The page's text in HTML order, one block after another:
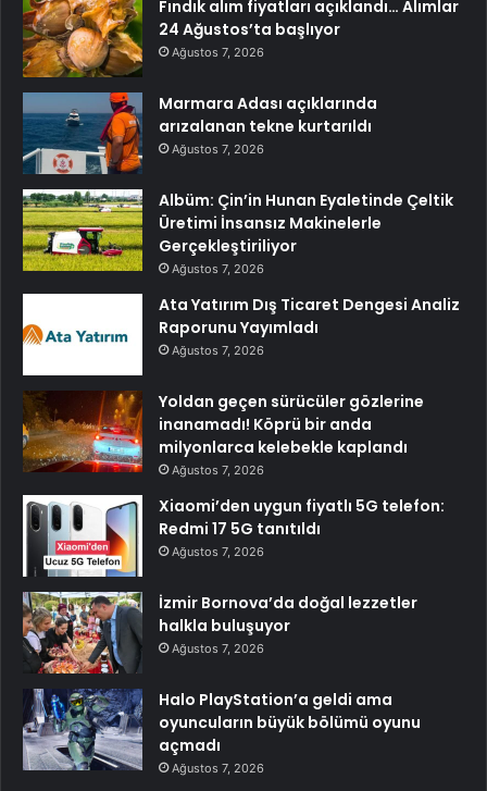
Fındık alım fiyatları açıklandı… Alımlar
24 Ağustos’ta başlıyor
Ağustos 7, 2026
Marmara Adası açıklarında
arızalanan tekne kurtarıldı
Ağustos 7, 2026
Albüm: Çin’in Hunan Eyaletinde Çeltik
Üretimi İnsansız Makinelerle
Gerçekleştiriliyor
Ağustos 7, 2026
Ata Yatırım Dış Ticaret Dengesi Analiz
Raporunu Yayımladı
Ağustos 7, 2026
Yoldan geçen sürücüler gözlerine
inanamadı! Köprü bir anda
milyonlarca kelebekle kaplandı
Ağustos 7, 2026
Xiaomi’den uygun fiyatlı 5G telefon:
Redmi 17 5G tanıtıldı
Ağustos 7, 2026
İzmir Bornova’da doğal lezzetler
halkla buluşuyor
Ağustos 7, 2026
Halo PlayStation’a geldi ama
oyuncuların büyük bölümü oyunu
açmadı
Ağustos 7, 2026